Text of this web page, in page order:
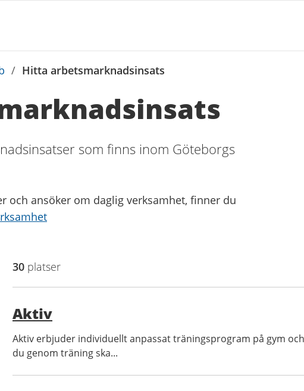
/ Hitta arbetsmarknadsinsats
som finns inom Göteborgs
och ansöker om daglig verksamhet, finner du
30 platser
Aktiv
Aktiv erbjuder individuellt anpassat träningsprogram på gym
du genom träning ska...